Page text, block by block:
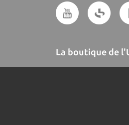
La boutique de